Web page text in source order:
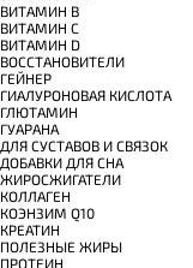
ВИТАМИН B
ВИТАМИН C
ВИТАМИН D
ВОССТАНОВИТЕЛИ
ГЕЙНЕР
ГИАЛУРОНОВАЯ КИСЛОТА
ГЛЮТАМИН
ГУАРАНА
ДЛЯ СУСТАВОВ И СВЯЗОК
ДОБАВКИ ДЛЯ СНА
ЖИРОСЖИГАТЕЛИ
КОЛЛАГЕН
КОЭНЗИМ Q10
КРЕАТИН
ПОЛЕЗНЫЕ ЖИРЫ
ПРОТЕИН